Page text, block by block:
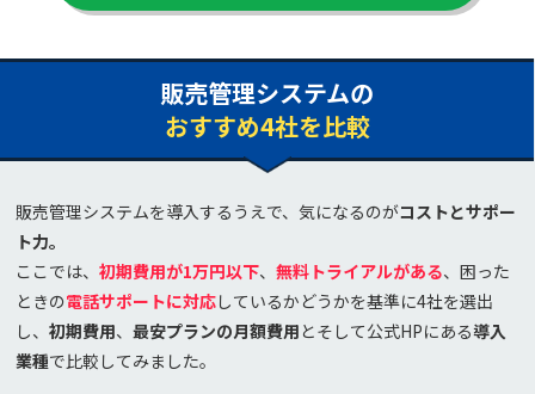
販売管理システムの
おすすめ4社を比較
販売管理システムを導入するうえで、気になるのがコストとサポー
ト力。
ここでは、初期費用が1万円以下、無料トライアルがある、困った
ときの電話サポートに対応しているかどうかを基準に4社を選出
し、初期費用、最安プランの月額費用 とそして公式HPにある導入
業種で比較してみました。